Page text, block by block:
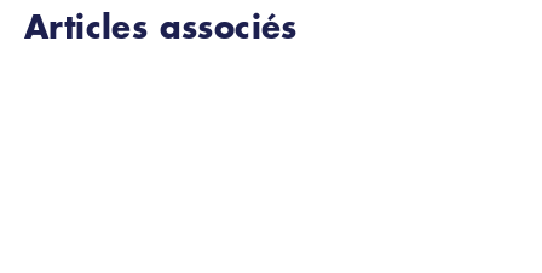
Articles associés